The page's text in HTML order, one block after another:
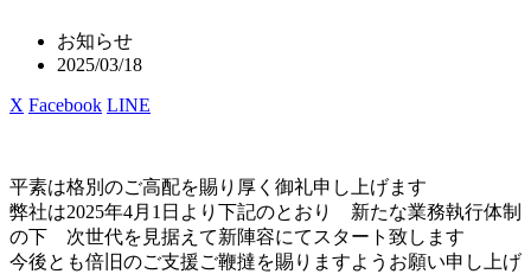
お知らせ
2025/03/18
X Facebook LINE
平素は格別のご高配を賜り厚く御礼申し上げます
弊社は2025年4月1日より下記のとおり 新たな業務執行体制
の下 次世代を見据えて新陣容にてスタート致します
今後とも倍旧のご支援ご鞭撻を賜りますようお願い申し上げ